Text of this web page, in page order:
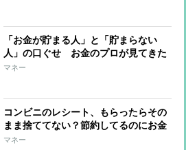
「お金が貯まる人」と「貯まらない
人」の口ぐせ お金のプロが見てきた
大きな違い
マネー
コンビニのレシート、もらったらその
まま捨ててない？節約してるのにお金
が貯まらない人が今すぐやるべきこと
マネー